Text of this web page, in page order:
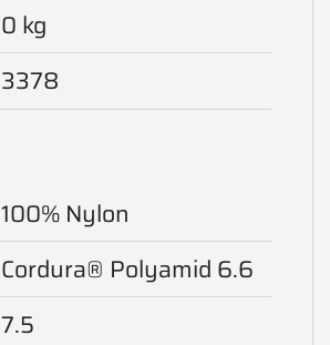
0 kg
3378
100% Nylon
Cordura® Polyamid 6.6
7.5